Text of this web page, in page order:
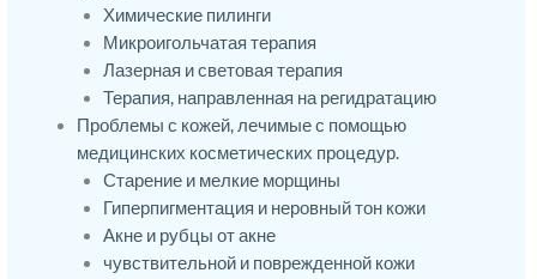
Химические пилинги
Микроигольчатая терапия
Лазерная и световая терапия
Терапия, направленная на регидратацию
Проблемы с кожей, лечимые с помощью
медицинских косметических процедур.
Старение и мелкие морщины
Гиперпигментация и неровный тон кожи
Акне и рубцы от акне
чувствительной и поврежденной кожи